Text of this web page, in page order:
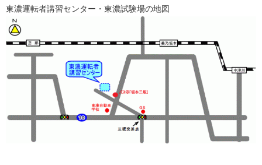
東濃運転者講習センター・東濃試験場の地図